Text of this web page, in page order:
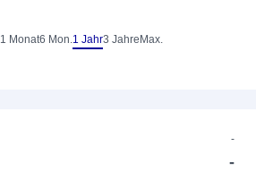
1 Monat6 Mon.1 Jahr3 Jahre Max.
-
-